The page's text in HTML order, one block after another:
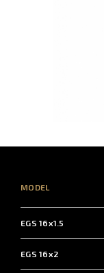
MODEL
EGS 16x1.5
EGS 16x2